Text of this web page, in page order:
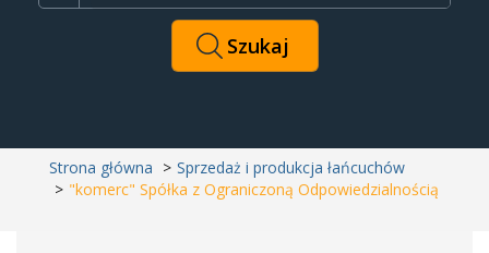
Strona główna
Sprzedaż i produkcja łańcuchów
"komerc" Spółka z Ograniczoną Odpowiedzialnością